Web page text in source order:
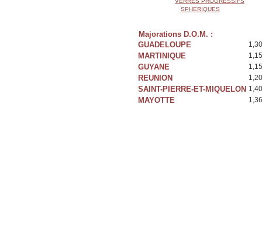
SPHERIQUES
Majorations D.O.M. :
GUADELOUPE
MARTINIQUE
GUYANE
REUNION
SAINT-PIERRE-ET-MIQUELON
MAYOTTE